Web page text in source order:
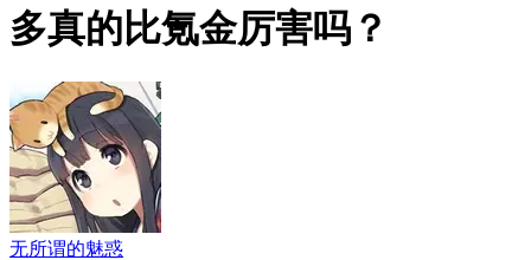
多真的比氪金厉害吗？
无所谓的魅惑